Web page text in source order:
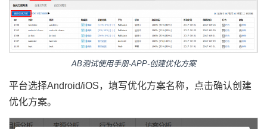
AB测试使用手册-APP-创建优化方案
平台选择Android/iOS，填写优化方案名称，点击确认创建
优化方案。